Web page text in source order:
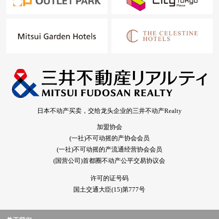
日本不动产买卖，交给龙头企业的三井不动产Realty
加盟协会
(一社)不可动摇的产协会会员
(一社)不可动摇的产流通经营协会会员
(国营公司)首都圈不动产公平交易协议会
许可的证号码
国土交通大臣(15)第777号